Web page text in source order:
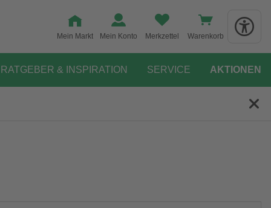
Mein Markt Mein Konto Merkzettel Warenkorb
RATGEBER & INSPIRATION SERVICE AKTIONEN